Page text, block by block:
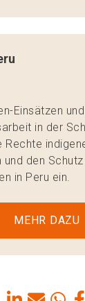
Einsätzen und
in der
Rechte
den
in Peru ein.
MEHR DAZU